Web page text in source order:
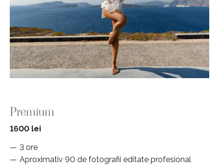
Premium
1600 lei
3 ore
Aproximativ 90 de fotografii editate profesional